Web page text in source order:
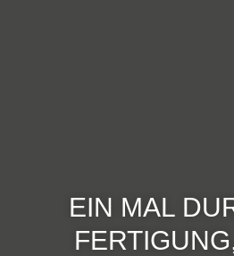
EIN MAL